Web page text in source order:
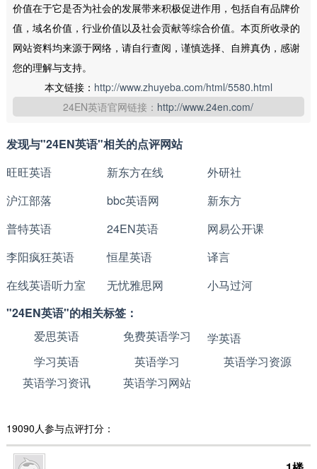
价值在于它是否为社会的发展带来积极促进作用，包括自有品牌价
值，域名价值，行业价值以及社会贡献等综合价值。本页所收录的
网站资料均来源于网络，请自行查阅，谨慎选择、自辨真伪，感谢
您的理解与支持。
本文链接： http://www.zhuyeba.com/html/5580.html
24EN英语官网链接： http://www.24en.com/
发现与"24EN英语"相关的点评网站
旺旺英语
新东方在线
外研社
沪江部落
bbc英语网
新东方
普特英语
24EN英语
网易公开课
李阳疯狂英语
恒星英语
译言
在线英语听力室
无忧雅思网
小马过河
"24EN英语"的相关标签：
爱思英语
免费英语学习
学英语
学习英语
英语学习
英语学习资源
英语学习资讯
英语学习网站
19090人参与点评打分：